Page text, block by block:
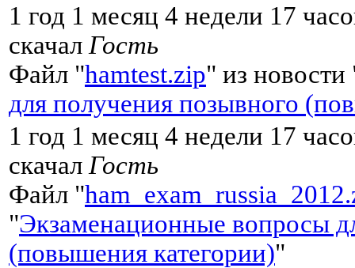
1 год 1 месяц 4 недели 17
скачал Гость
Файл "hamtest.zip" из новости
для получения позывного
1 год 1 месяц 4 недели 17
скачал Гость
Файл "
"Экзаменационные вопросы
(повышения категории)"